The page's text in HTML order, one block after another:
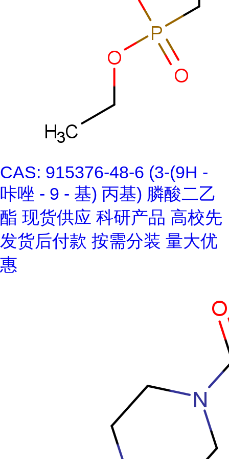
CAS: 915376-48-6 (3-(9H -
咔唑 - 9 - 基) 丙基) 膦酸二乙
酯 现货供应 科研产品 高校先
发货后付款 按需分装 量大优
惠